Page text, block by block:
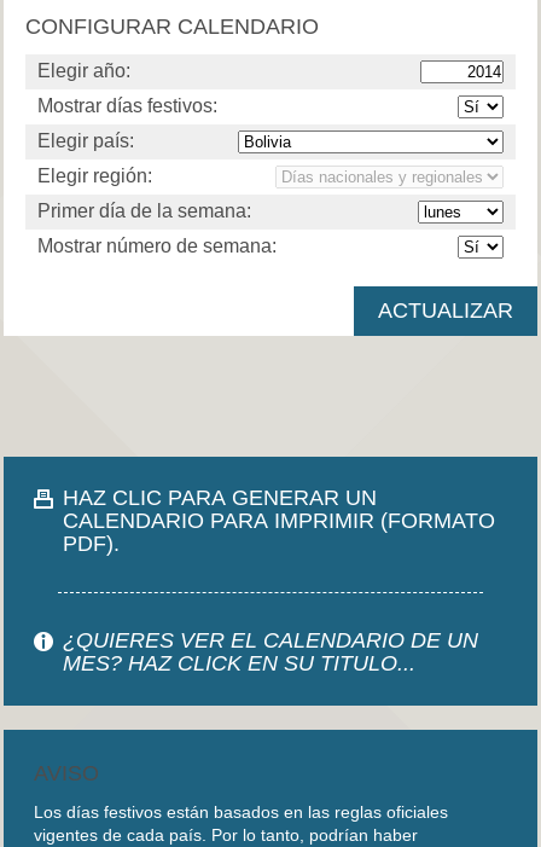
CONFIGURAR CALENDARIO
Elegir año:
Mostrar días festivos:
Elegir país:
Elegir región:
Primer día de la semana:
Mostrar número de semana:
HAZ CLIC PARA GENERAR UN
CALENDARIO PARA IMPRIMIR (FORMATO
PDF).
¿QUIERES VER EL CALENDARIO DE UN
MES? HAZ CLICK EN SU TITULO...
AVISO
Los días festivos están basados en las reglas oficiales
vigentes de cada país. Por lo tanto, podrían haber